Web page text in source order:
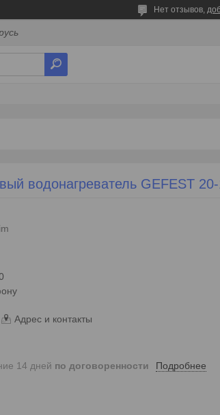
Нет отзывов,
водонагреватель GEFEST
Адрес и контакты
14 дней по договоренности Подробнее